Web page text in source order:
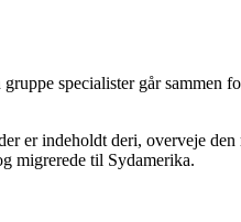
specialister går sammen
er indeholdt deri, overveje
migrerede til Sydamerika.